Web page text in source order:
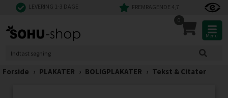
LEVERING 1-3 DAGE FREMRAGENDE 4,7
0
Menu
Forside › PLAKATER › BOLIGPLAKATER › Tekst & Citater